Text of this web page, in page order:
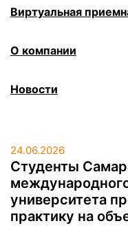
Виртуальная
О компании
Новости
24.06.2026
Студенты
университета
практику на